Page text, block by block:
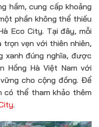
hầm, cung cấp khoảng
phần không thể thiếu
Eco City. Tại đây, mỗi
trọn vẹn với thiên nhiên,
xanh đúng nghĩa, được
Hồng Hà Việt Nam với
cho cộng đồng. Để
có thể tham khảo thêm
.